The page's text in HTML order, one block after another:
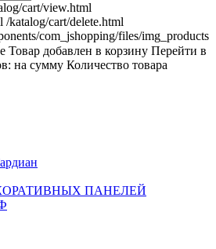
cart/view.html
/katalog/cart/delete.html
com_jshopping/files/img_products
Товар добавлен в корзину Перейти в
на сумму Количество товара
ПАНЕЛЕЙ